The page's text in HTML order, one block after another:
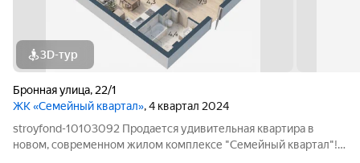
3D-тур
Бронная улица, 22/1
ЖК «Семейный квартал», 4 квартал 2024
stroyfond-10103092 Продается удивительная квартира в
новом, современном жилом комплексе "Семейный квартал"!